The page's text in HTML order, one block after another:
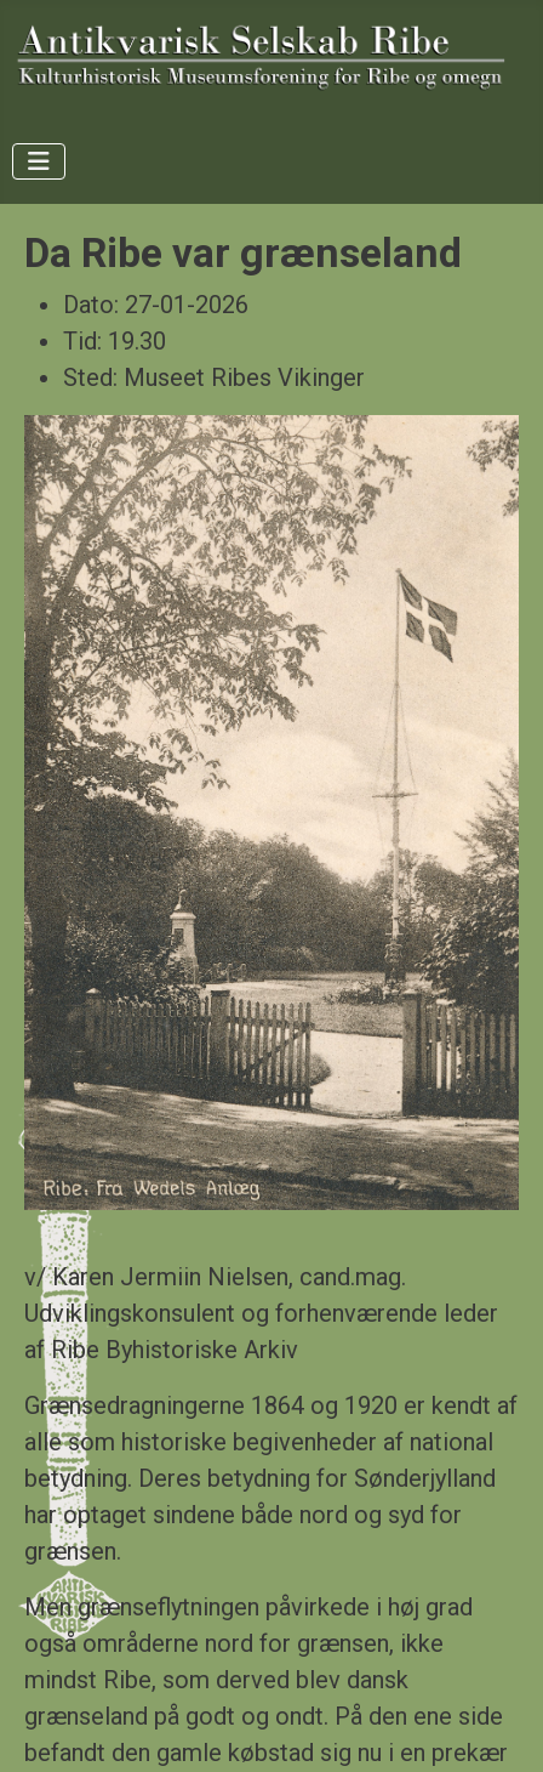
Da Ribe var grænseland
Dato: 27-01-2026
Tid: 19.30
Sted: Museet Ribes Vikinger
v/ Karen Jermiin Nielsen, cand.mag.
Udviklingskonsulent og forhenværende leder
af Ribe Byhistoriske Arkiv
Grænsedragningerne 1864 og 1920 er kendt af
alle som historiske begivenheder af national
betydning. Deres betydning for Sønderjylland
har optaget sindene både nord og syd for
grænsen.
Men grænseflytningen påvirkede i høj grad
også områderne nord for grænsen, ikke
mindst Ribe, som derved blev dansk
grænseland på godt og ondt. På den ene side
befandt den gamle købstad sig nu i en prekær